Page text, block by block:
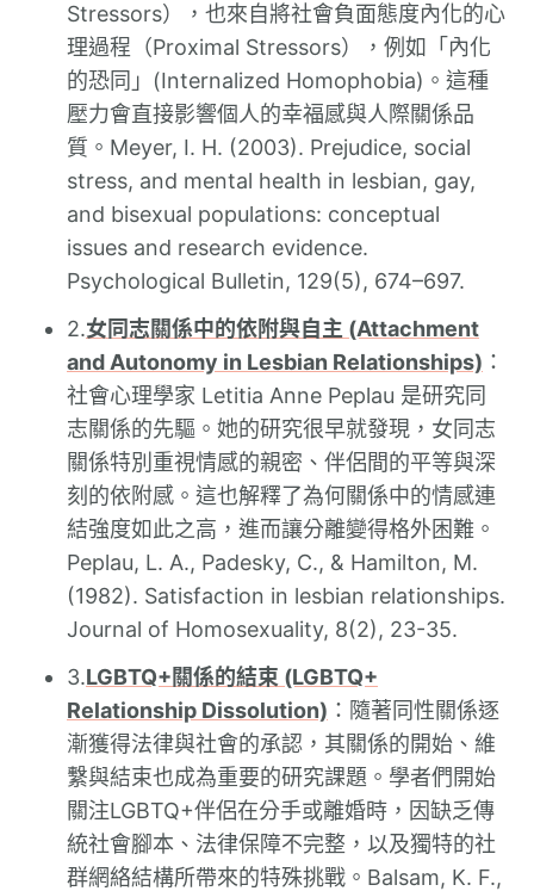
Stressors），也來自將社會負面態度內化的心
理過程（Proximal Stressors），例如「內化
的恐同」(Internalized Homophobia)。這種
壓力會直接影響個人的幸福感與人際關係品
質。Meyer, I. H. (2003). Prejudice, social
stress, and mental health in lesbian, gay,
and bisexual populations: conceptual
issues and research evidence.
Psychological Bulletin, 129(5), 674–697.
2.女同志關係中的依附與自主 (Attachment
and Autonomy in Lesbian Relationships) ：
社會心理學家 Letitia Anne Peplau 是研究同
志關係的先驅。她的研究很早就發現，女同志
關係特別重視情感的親密、伴侶間的平等與深
刻的依附感。這也解釋了為何關係中的情感連
結強度如此之高，進而讓分離變得格外困難。
Peplau, L. A., Padesky, C., & Hamilton, M.
(1982). Satisfaction in lesbian relationships.
Journal of Homosexuality, 8(2), 23-35.
3.LGBTQ+關係的結束 (LGBTQ+
Relationship Dissolution) ：隨著同性關係逐
漸獲得法律與社會的承認，其關係的開始、維
繫與結束也成為重要的研究課題。學者們開始
關注LGBTQ+伴侶在分手或離婚時，因缺乏傳
統社會腳本、法律保障不完整，以及獨特的社
群網絡結構所帶來的特殊挑戰。Balsam, K. F.,